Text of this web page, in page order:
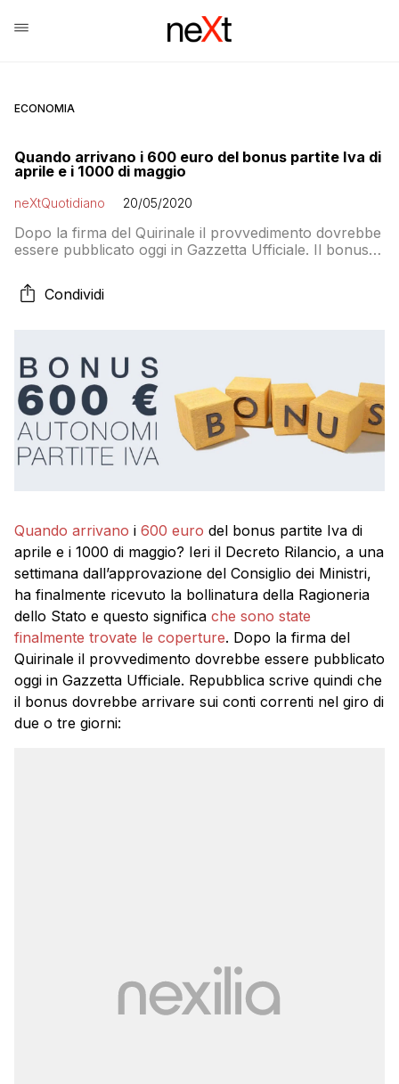
ECONOMIA
Quando arrivano i 600 euro del bonus partite Iva di
aprile e i 1000 di maggio
neXtQuotidiano 20/05/2020
Dopo la firma del Quirinale il provvedimento dovrebbe
essere pubblicato oggi in Gazzetta Ufficiale. Il bonus
tre giorni
Condividi
Quando arrivano i 600 euro del bonus partite Iva di
aprile e i 1000 di maggio? Ieri il Decreto Rilancio, a una
settimana dall’approvazione del Consiglio dei Ministri,
ha finalmente ricevuto la bollinatura della Ragioneria
dello Stato e questo significa che sono state
finalmente trovate le coperture. Dopo la firma del
Quirinale il provvedimento dovrebbe essere pubblicato
oggi in Gazzetta Ufficiale. Repubblica scrive quindi che
il bonus dovrebbe arrivare sui conti correnti nel giro di
due o tre giorni: